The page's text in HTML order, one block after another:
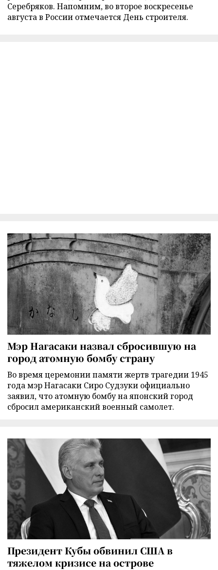
Серебряков. Напомним, во второе воскресенье
августа в России отмечается День строителя.
Мэр Нагасаки назвал сбросившую на
город атомную бомбу страну
Во время церемонии памяти жертв трагедии 1945
года мэр Нагасаки Сиро Судзуки официально
заявил, что атомную бомбу на японский город
сбросил американский военный самолет.
Президент Кубы обвинил США в
тяжелом кризисе на острове